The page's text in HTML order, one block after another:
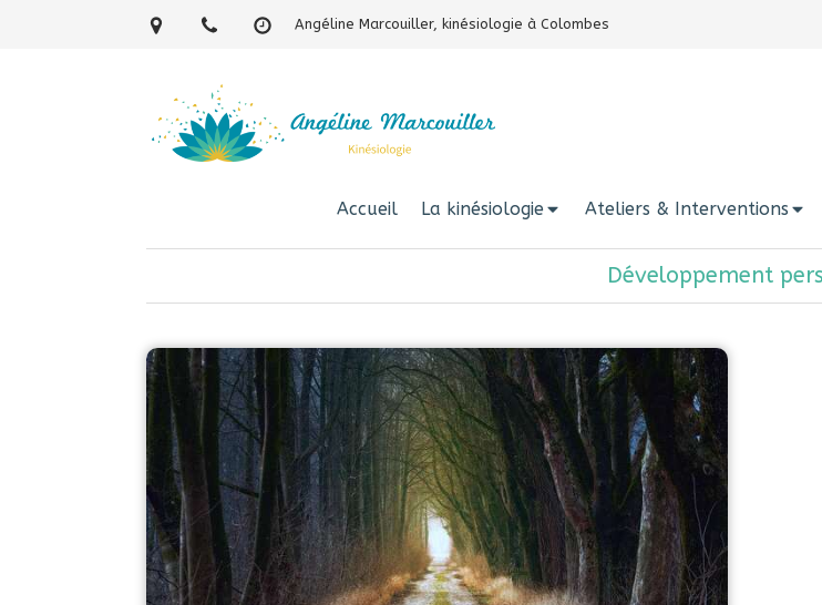
Angéline Marcouiller, kinésiologie à Colombes
Accueil La kinésiologie Ateliers & Interventions
Développement